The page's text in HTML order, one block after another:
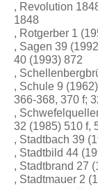
, Revolution
1848
, Rotgerber 1
, Sagen 39
40 (1993) 872
,
, Schule 9
366-368, 370 f;
,
32 (1985) 510 f,
, Stadtbach 39
, Stadtbild 44
, Stadtbrand 27
, Stadtmauer 2